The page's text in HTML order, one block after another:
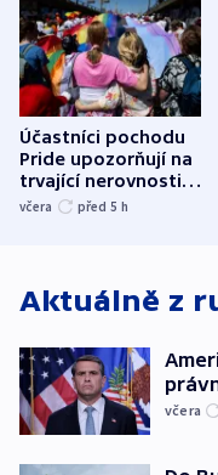
Účastníci pochodu
Pride upozorňují na
trvající nerovnosti i
společenskou
včera před 5 h
Aktuálně z
včera